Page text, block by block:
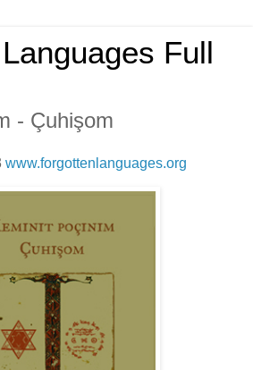
Full
- Çuhişom
www.forgottenlanguages.org